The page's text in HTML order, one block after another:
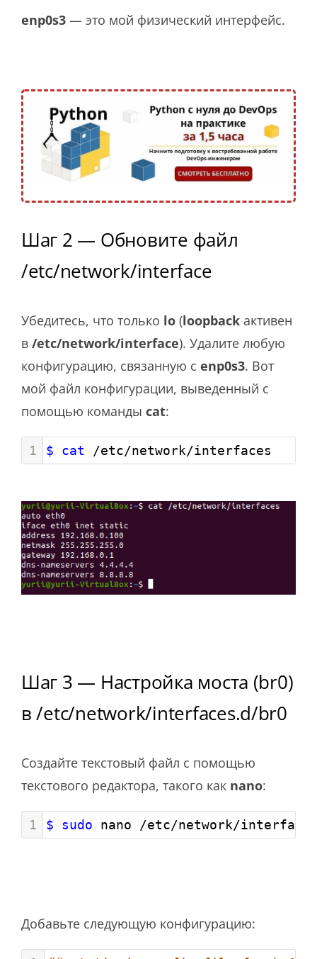
enp0s3 — это мой физический интерфейс.
Шаг 2 — Обновите файл
/etc/network/interface
Убедитесь, что только lo (loopback активен
в /etc/network/interface). Удалите любую
конфигурацию, связанную с enp0s3. Вот
мой файл конфигурации, выведенный с
помощью команды cat:
1 $ cat /etc/network/interfaces
Шаг 3 — Настройка моста (br0)
в /etc/network/interfaces.d/br0
Создайте текстовый файл с помощью
текстового редактора, такого как nano:
1 $ sudo nano /etc/network/
Добавьте следующую конфигурацию: